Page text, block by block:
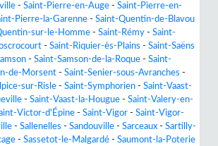
- Saint-Pierre-en-Auge - Saint-Pierre-en-
Pierre-la-Garenne - Saint-Quentin-de-Blavou
sur-le-Homme - Saint-Rémy - Saint-
- Saint-Riquier-ès-Plains - Saint-Saëns
- Saint-Samson-de-la-Roque - Saint-
de-Morsent - Saint-Senier-sous-Avranches -
sur-Risle - Saint-Symphorien - Saint-Vaast-
- Saint-Vaast-la-Hougue - Saint-Valery-en-
Victor-d'Épine - Saint-Vigor - Saint-Vigor-
- Sallenelles - Sandouville - Sarceaux - Sartilly-
- Sassetot-le-Malgardé - Saumont-la-Poterie